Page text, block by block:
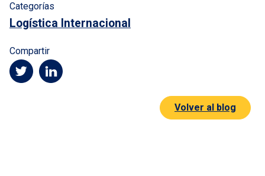
Categorías
Logística Internacional
Compartir
Volver al blog